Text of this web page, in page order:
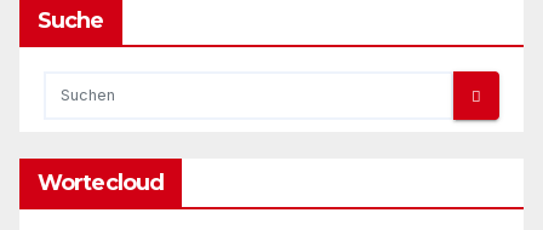
Suche
Wortecloud